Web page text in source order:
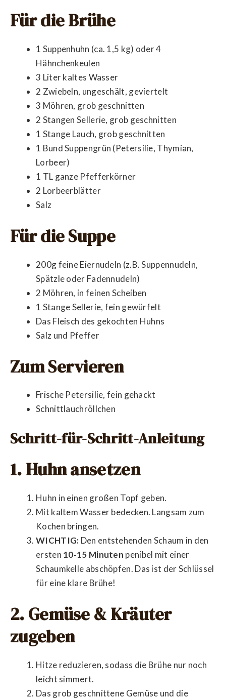
Für die Brühe
1 Suppenhuhn (ca. 1,5 kg) oder 4
Hähnchenkeulen
3 Liter kaltes Wasser
2 Zwiebeln, ungeschält, geviertelt
3 Möhren, grob geschnitten
2 Stangen Sellerie, grob geschnitten
1 Stange Lauch, grob geschnitten
1 Bund Suppengrün (Petersilie, Thymian,
Lorbeer)
1 TL ganze Pfefferkörner
2 Lorbeerblätter
Salz
Für die Suppe
200g feine Eiernudeln (z.B. Suppennudeln,
Spätzle oder Fadennudeln)
2 Möhren, in feinen Scheiben
1 Stange Sellerie, fein gewürfelt
Das Fleisch des gekochten Huhns
Salz und Pfeffer
Zum Servieren
Frische Petersilie, fein gehackt
Schnittlauchröllchen
Schritt-für-Schritt-Anleitung
1. Huhn ansetzen
Huhn in einen großen Topf geben.
Mit kaltem Wasser bedecken. Langsam zum
Kochen bringen.
WICHTIG: Den entstehenden Schaum in den
ersten 10-15 Minuten penibel mit einer
Schaumkelle abschöpfen. Das ist der Schlüssel
für eine klare Brühe!
2. Gemüse & Kräuter
zugeben
Hitze reduzieren, sodass die Brühe nur noch
leicht simmert.
Das grob geschnittene Gemüse und die